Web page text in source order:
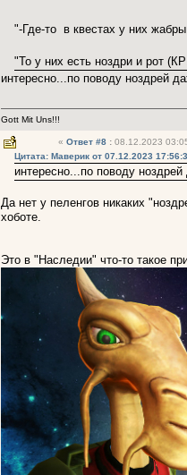
"-Где-то в квестах у них
"То у них есть ноздри и рот
интересно...по поводу ноздрей
Gott Mit Uns!!!
« Ответ #8 : 08.12.2023
Цитата: Маверик от 07.12.2023
интересно...по поводу
Да нет у пеленгов никаких
хоботе.
Это в "Наследии" что-то такое